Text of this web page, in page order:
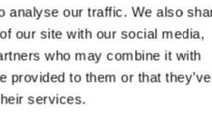
analyse our traffic. We also
our site with our social media,
who may combine it with
provided to them or that they’ve
services.
AU PANIER